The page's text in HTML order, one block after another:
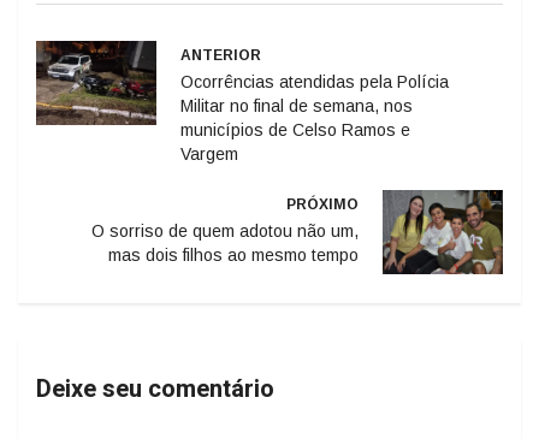
ANTERIOR
Ocorrências atendidas pela Polícia
Militar no final de semana, nos
municípios de Celso Ramos e
Vargem
PRÓXIMO
O sorriso de quem adotou não um,
mas dois filhos ao mesmo tempo
Deixe seu comentário